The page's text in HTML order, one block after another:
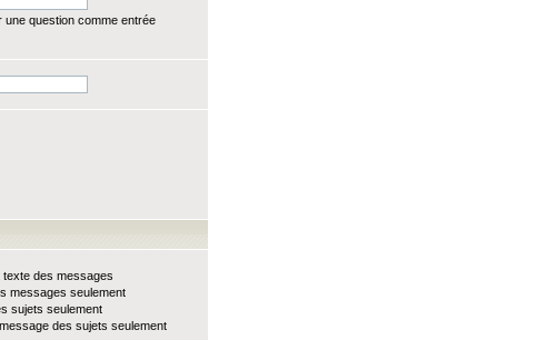
question comme entrée
texte des messages
messages seulement
sujets seulement
des sujets seulement